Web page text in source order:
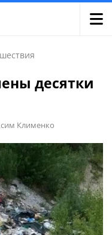
десятки
Клименко